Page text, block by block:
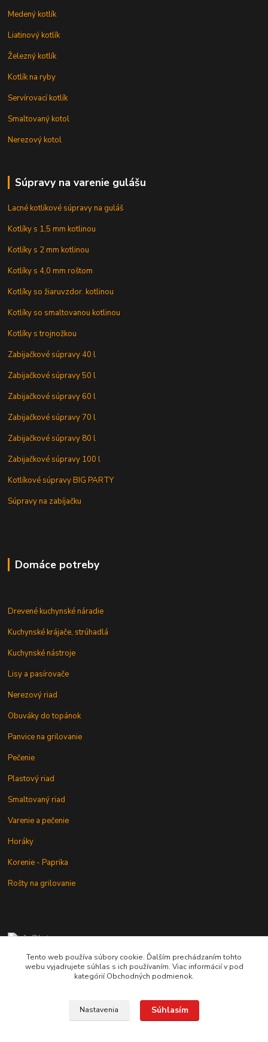
Medený kotlík
Liatinový kotlík
Železný kotlík
Kotlík na ryby
Servírovací kotlík
Smaltovaný kotol
Nerezový kotol
Súpravy na varenie gulášu
Lacné kotlíkové súpravy na guláš
Kotlíky s 1,5 mm kotlinou
Kotlíky s 2 mm kotlinou
Kotlíky s 4,0 mm roštom
Kotlíky so žiaruvzdor. kotlinou
Kotlíky so smaltovanou kotlinou
Kotlíky s trojnožkou
Zabijačkové súpravy 40 l
Zabijačkové súpravy 50 l
Zabijačkové súpravy 60 l
Zabijačkové súpravy 70 l
Zabijačkové súpravy 80 l
Zabijačkové súpravy 100 l
Kotlíkové súpravy BIG PARTY
Súpravy na zabíjačku
Domáce potreby
Drevené kuchynské náradie
Kuchynské krájače, strúhadlá
Kuchynské nástroje
Lisy a pasírovače
Nerezový riad
Obuváky do topánok
Panvice na grilovanie
Pečenie
Plastový riad
Smaltovaný riad
Varenie a pečenie
Horáky
Korenie - Paprika
Rošty na grilovanie
+421 902 212 007
od 8:00 - do 16:00 hod
Tento web používa súbory cookie. Ďalším prechádzaním tohto
webu vyjadrujete súhlas s ich používaním. Viac informácií v pod
kategórií Obchodných podmienok.
Nastavenia Súhlasím